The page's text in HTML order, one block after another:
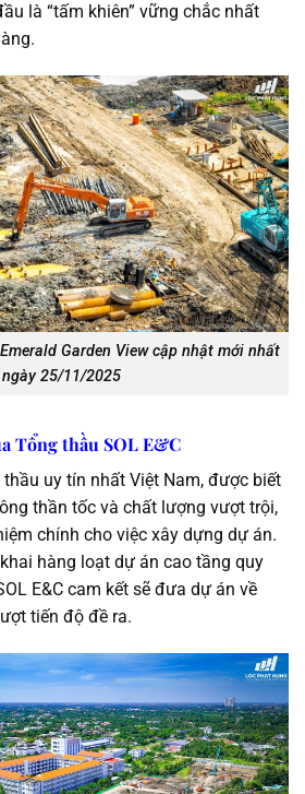
là “tấm khiên” vững chắc nhất
Garden View cập nhật mới nhất
ngày 25/11/2025
Tổng thầu SOL E&C
thầu uy tín nhất Việt Nam, được biết
thần tốc và chất lượng vượt trội,
chính cho việc xây dựng dự án.
hàng loạt dự án cao tầng quy
E&C cam kết sẽ đưa dự án về
tiến độ đề ra.